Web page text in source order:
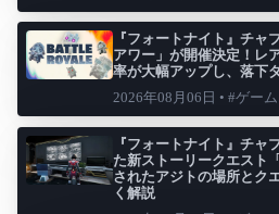
『フォートナイト』チ
アワー」が開催決定！レ
率が大幅アップし、落下
2026年08月06日 • #ゲー
『フォートナイト』チ
た新ストーリークエスト
されたアジトの場所とク
く解説